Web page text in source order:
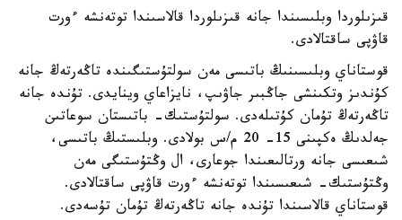
قىزىلوردا وبلىسىندا جانە قىزىلوردا قالاسىندا توتەنشە ءورت
قاۋپى ساقتالادى.
قوستاناي وبلىسىنىڭ باتىسى مەن سولتۇستىگىندە تاڭەرتەڭ جانە
كۇندىز وتكىنشى جاڭبىر جاۋىپ، نايزاعاي وينايدى. تۇندە جانە
تاڭەرتەڭ تۇمان كۇتىلەدى. سولتۇستىك- باتىستان سوعاتىن
جەلدىڭ ەكپىنى 15- 20 م/س بولادى. وبلىستىڭ باتىسى،
شىعىسى جانە ورتالىعىندا جوعارى، ال وڭتۇستىگى مەن
وڭتۇستىك- شىعىسىندا توتەنشە ءورت قاۋپى ساقتالادى.
قوستاناي قالاسىندا تۇندە جانە تاڭەرتەڭ تۇمان تۇسەدى.